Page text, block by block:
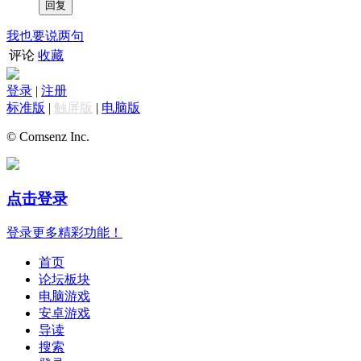
我也要说两句
评论 收藏
登录 | 注册
标准版 | 触屏版 | 电脑版
© Comsenz Inc.
点击登录
登录更多精彩功能！
首页
论坛板块
电脑游戏
安卓游戏
导读
搜索